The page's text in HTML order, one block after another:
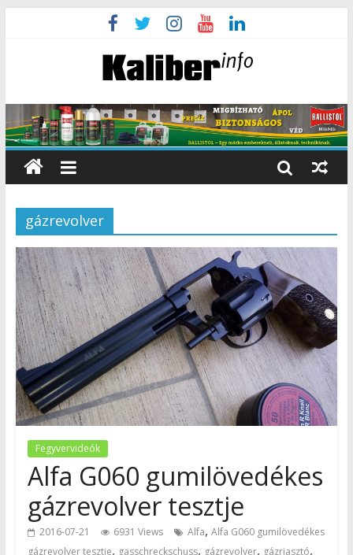
gázrevolver
Fegyvervideók
Alfa G060 gumilövedékes
gázrevolver tesztje
2016-07-21 6931 Views Alfa, Alfa G060 gumilövedékes
gázrevolver tesztje, gasschreckschuss, gázrevolver, gázriasztó,